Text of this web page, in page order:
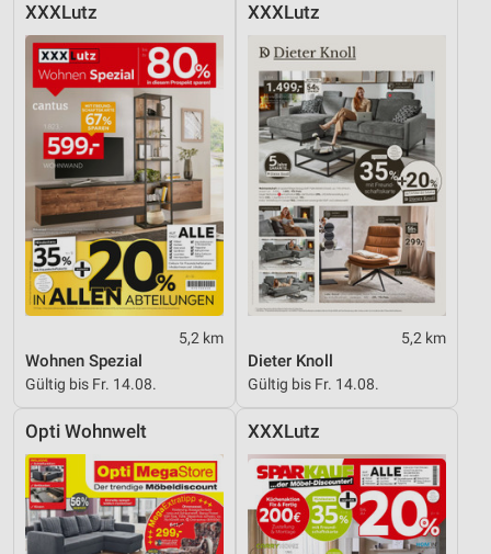
XXXLutz
5,2 km
Wohnen Spezial
Gültig bis Fr. 14.08.
XXXLutz
5,2 km
Dieter Knoll
Gültig bis Fr. 14.08.
Opti Wohnwelt XXXLutz